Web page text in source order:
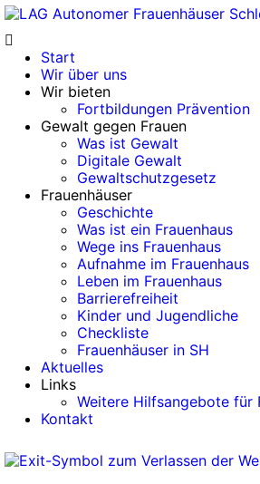
Start
Wir über uns
Wir bieten
Fortbildungen Prävention
Gewalt gegen Frauen
Was ist Gewalt
Digitale Gewalt
Gewaltschutzgesetz
Frauenhäuser
Geschichte
Was ist ein Frauenhaus
Wege ins Frauenhaus
Aufnahme im Frauenhaus
Leben im Frauenhaus
Barrierefreiheit
Kinder und Jugendliche
Checkliste
Frauenhäuser in SH
Aktuelles
Links
Weitere Hilfsangebote für
Kontakt